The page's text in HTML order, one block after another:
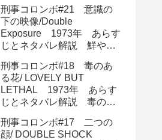
刑事コロンボ#21 意識の
下の映像/Double
Exposure 1973年 あらす
じとネタバレ解説 鮮やか
刑事コロンボ#18 毒のあ
る花/ LOVELY BUT
LETHAL 1973年 あらす
じとネタバレ解説 毒のあ
刑事コロンボ#17 二つの
顔/ DOUBLE SHOCK